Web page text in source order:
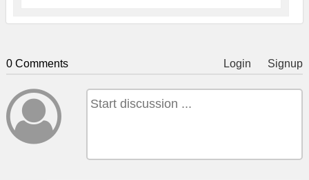
0 Comments Login Signup